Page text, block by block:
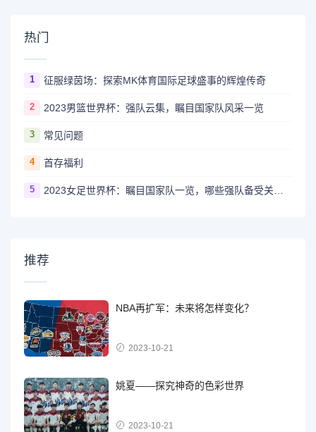
热门
1 征服绿茵场：探索MK体育国际足球盛事的辉煌传奇
2 2023男篮世界杯：强队云集，瞩目国家队风采一览
3 常见问题
4 首存福利
5
推荐
NBA再扩军：未来将怎样变化？
2023-10-21
姚夏——探究神奇的色彩世界
2023-10-21